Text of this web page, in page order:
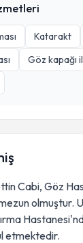
Katarakt
Göz kapağı
Cabi, Göz
olmuştur.
etmektedir.